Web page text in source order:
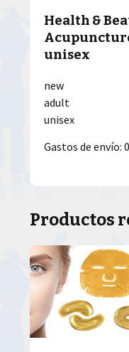
Health &
unisex
new
adult
unisex
Gastos de envío:
Productos